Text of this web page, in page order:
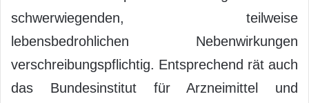
schwerwiegenden, teilweise
lebensbedrohlichen Nebenwirkungen
verschreibungspflichtig. Entsprechend rät auch
das Bundesinstitut für Arzneimittel und